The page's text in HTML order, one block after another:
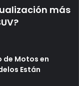
más
de Motos en
Están